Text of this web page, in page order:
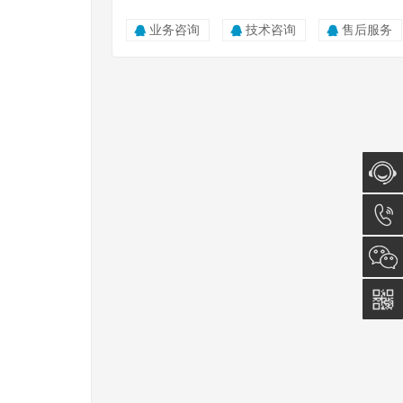
业务咨询 技术咨询 售后服务
在线咨
询
0512-
5011